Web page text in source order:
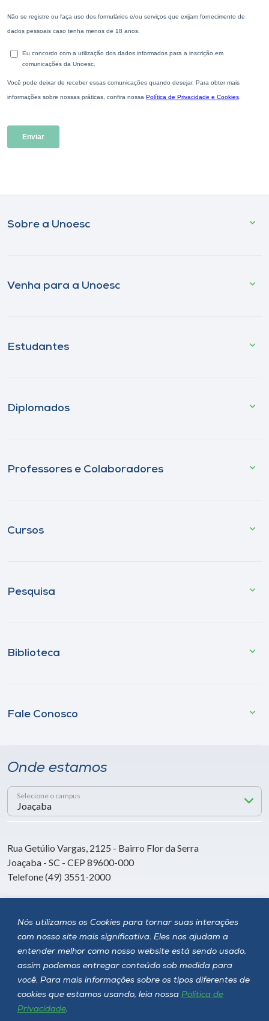
Nós utilizamos os Cookies para tornar suas interações
com nosso site mais significativa. Eles nos ajudam a
entender melhor como nosso website está sendo usado,
assim podemos entregar conteúdo sob medida para
você. Para mais informações sobre os tipos diferentes de
cookies que estamos usando, leia nossa Política de
Privacidade.
Sobre a Unoesc
Venha para a Unoesc
Estudantes
Diplomados
Professores e Colaboradores
Cursos
Pesquisa
Biblioteca
Fale Conosco
Onde estamos
Selecione o campus
Rua Getúlio Vargas, 2125 - Bairro Flor da Serra
Joaçaba - SC - CEP 89600-000
Telefone (49) 3551-2000
Siga a Unoesc